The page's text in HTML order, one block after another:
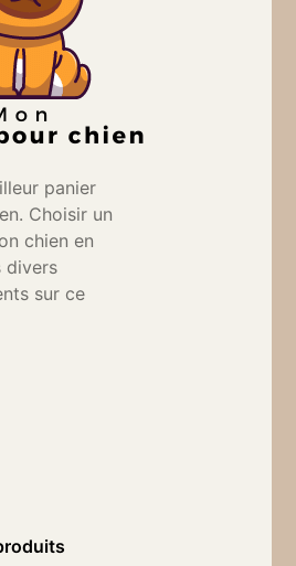
panier
Choisir un
chien en
divers
sur ce